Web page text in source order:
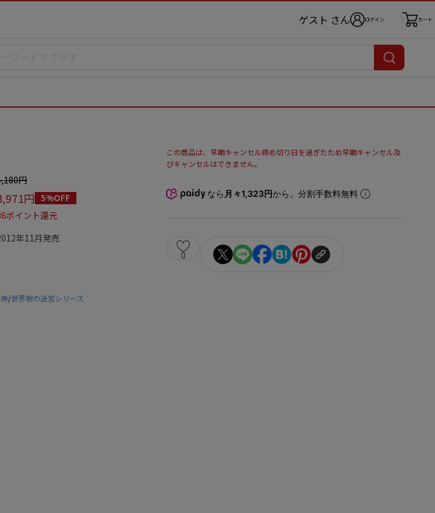
ゲスト さん ログイン カート
円
円 5%OFF
ポイント還元
年11月発売
/世界樹の迷宮シリーズ
この商品は、早期キャンセル締め切り日を過ぎたため早期キャンセル及
びキャンセルはできません。
なら 月々1,323円から。分割手数料無料
0